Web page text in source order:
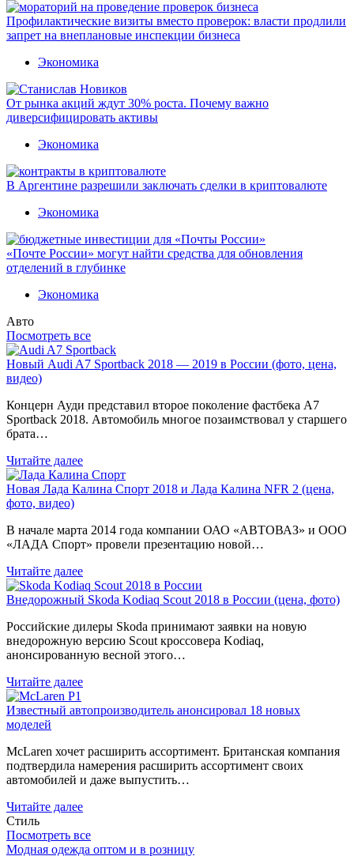
Профилактические визиты вместо проверок: власти продлили
запрет на внеплановые инспекции бизнеса
Экономика
От рынка акций ждут 30% роста. Почему важно
диверсифицировать активы
Экономика
В Аргентине разрешили заключать сделки в криптовалюте
Экономика
«Почте России» могут найти средства для обновления
отделений в глубинке
Экономика
Авто
Посмотреть все
Новый Audi A7 Sportback 2018 — 2019 в России (фото, цена,
видео)
Концерн Ауди представил второе поколение фастбека A7
Sportback 2018. Автомобиль многое позаимствовал у старшего
брата…
Читайте далее
Новая Лада Калина Спорт 2018 и Лада Калина NFR 2 (цена,
фото, видео)
В начале марта 2014 года компании ОАО «АВТОВАЗ» и ООО
«ЛАДА Спорт» провели презентацию новой…
Читайте далее
Внедорожный Skoda Kodiaq Scout 2018 в России (цена, фото)
Российские дилеры Skoda принимают заявки на новую
внедорожную версию Scout кроссовера Kodiaq,
анонсированную весной этого…
Читайте далее
Известный автопроизводитель анонсировал 18 новых
моделей
McLaren хочет расширить ассортимент. Британская компания
подтвердила намерения расширить ассортимент своих
автомобилей и даже выпустить…
Читайте далее
Стиль
Посмотреть все
Модная одежда оптом и в розницу